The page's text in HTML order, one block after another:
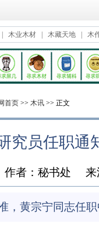
木业木材 木藏天地 木
首页 >> 木讯 >> 正文
究员任职通
作者：秘书处 来
，黄宗宁同志任